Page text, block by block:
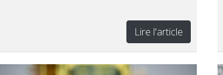
Lire l'article